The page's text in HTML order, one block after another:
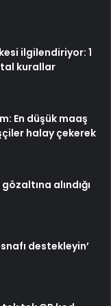
ilgilendiriyor: 1
kurallar
En düşük maaş
halay çekerek
alındığı
destekleyin’